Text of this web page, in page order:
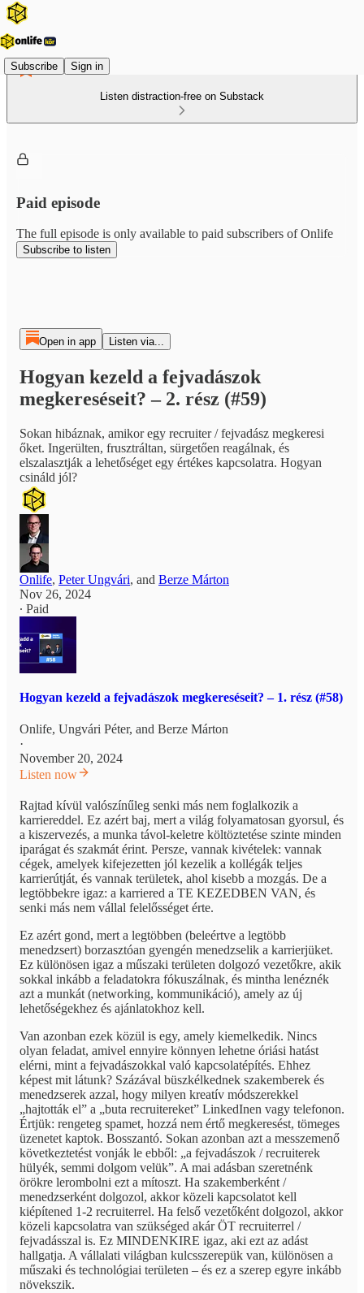
Subscribe Sign in
Listen distraction-free on Substack
Paid episode
The full episode is only available to paid subscribers of Onlife
Subscribe to listen
Open in app Listen via...
Hogyan kezeld a fejvadászok
megkereséseit? – 2. rész (#59)
Sokan hibáznak, amikor egy recruiter / fejvadász megkeresi
őket. Ingerülten, frusztráltan, sürgetően reagálnak, és
elszalasztják a lehetőséget egy értékes kapcsolatra. Hogyan
csináld jól?
Onlife, Peter Ungvári, and Berze Márton
Nov 26, 2024
∙ Paid
Hogyan kezeld a fejvadászok megkereséseit? – 1. rész (#58)
Onlife, Ungvári Péter, and Berze Márton
·
November 20, 2024
Listen now
Rajtad kívül valószínűleg senki más nem foglalkozik a
karriereddel. Ez azért baj, mert a világ folyamatosan gyorsul, és
a kiszervezés, a munka távol-keletre költöztetése szinte minden
iparágat és szakmát érint. Persze, vannak kivételek: vannak
cégek, amelyek kifejezetten jól kezelik a kollégák teljes
karrierútját, és vannak területek, ahol kisebb a mozgás. De a
legtöbbekre igaz: a karriered a TE KEZEDBEN VAN, és
senki más nem vállal felelősséget érte.
Ez azért gond, mert a legtöbben (beleértve a legtöbb
menedzsert) borzasztóan gyengén menedzselik a karrierjüket.
Ez különösen igaz a műszaki területen dolgozó vezetőkre, akik
sokkal inkább a feladatokra fókuszálnak, és mintha lenéznék
azt a munkát (networking, kommunikáció), amely az új
lehetőségekhez és ajánlatokhoz kell.
Van azonban ezek közül is egy, amely kiemelkedik. Nincs
olyan feladat, amivel ennyire könnyen lehetne óriási hatást
elérni, mint a fejvadászokkal való kapcsolatépítés. Ehhez
képest mit látunk? Százával büszkélkednek szakemberek és
menedzserek azzal, hogy milyen kreatív módszerekkel
„hajtották el” a „buta recruitereket” LinkedInen vagy telefonon.
Értjük: rengeteg spamet, hozzá nem értő megkeresést, tömeges
üzenetet kaptok. Bosszantó. Sokan azonban azt a messzemenő
következtetést vonják le ebből: „a fejvadászok / recruiterek
hülyék, semmi dolgom velük”. A mai adásban szeretnénk
örökre lerombolni ezt a mítoszt. Ha szakemberként /
menedzserként dolgozol, akkor közeli kapcsolatot kell
kiépítened 1-2 recruiterrel. Ha felső vezetőként dolgozol, akkor
közeli kapcsolatra van szükséged akár ÖT recruiterrel /
fejvadásszal is. Ez MINDENKIRE igaz, aki ezt az adást
hallgatja. A vállalati világban kulcsszerepük van, különösen a
műszaki és technológiai területen – és ez a szerep egyre inkább
növekszik.